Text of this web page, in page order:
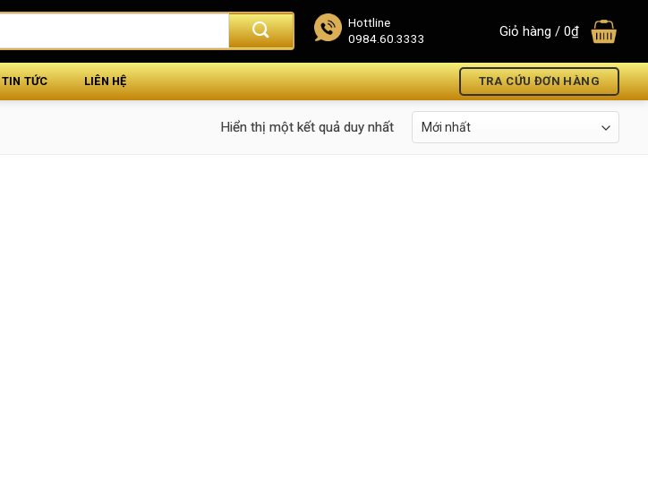
Hottline
0984.60.3333
Giỏ hàng / 0₫
TIN TỨC LIÊN HỆ TRA CỨU ĐƠN HÀNG
Hiển thị một kết quả duy nhất